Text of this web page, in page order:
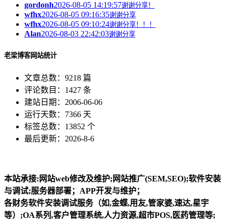
gordonh2026-08-05 14:19:57谢谢分享！
wfhx2026-08-05 09:16:35谢谢分享
wfhx2026-08-05 09:10:24谢谢分享！！！
Alan2026-08-03 22:42:03谢谢分享
老梁博客网站统计
文章总数：9218 篇
评论数目：1427 条
建站日期：2006-06-06
运行天数：7366 天
标签总数：13852 个
最后更新：2026-8-6
本站承接:网站web修改及维护;网站推广(SEM,SEO);软件安装
与调试;服务器部署；APP开发与维护；
各财务软件安装调试服务（如,金蝶,用友,管家婆,速达,星宇
等）;OA系列,客户管理系统,人力资源,超市POS,医药管理等;